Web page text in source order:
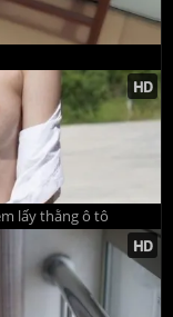
lấy thằng ô tô